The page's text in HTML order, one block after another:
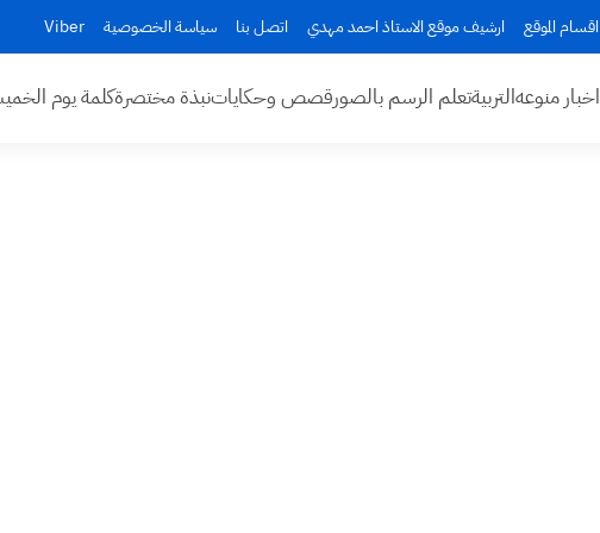
اقسام الموقع ارشيف موقع الاستاذ احمد مهدي اتصل بنا سياسة الخصوصية Viber
اخبار منوعهالتربيةتعلم الرسم بالصورقصص وحكاياتنبذة مختصرةكلمة يوم